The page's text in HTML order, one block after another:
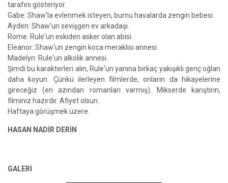
tarafını gösteriyor.
Gabe: Shaw'la evlenmek isteyen, burnu havalarda zengin bebesi.
Ayden: Shaw'un sevişgen ev arkadaşı.
Rome: Rule'un eskiden asker olan abisi.
Eleanor: Shaw'un zengin koca meraklısı annesi.
Madelyn: Rule'un alkolik annesi.
Şimdi bu karakterleri alın, Rule'un yanına birkaç yakışıklı genç oğlan
daha koyun. Çünkü ilerleyen filmlerde, onların da hikayelerine
gireceğiz (en azından romanları varmış). Mikserde karıştırın,
filminiz hazırdır. Afiyet olsun.
Haftaya görüşmek üzere.
HASAN NADİR DERİN
GALERİ